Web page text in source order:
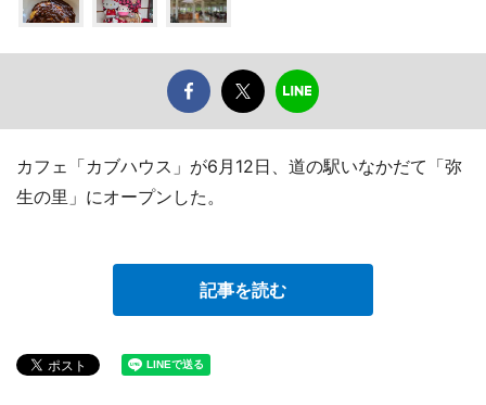
カフェ「カブハウス」が6月12日、道の駅いなかだて「弥
生の里」にオープンした。
記事を読む